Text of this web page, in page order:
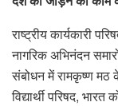
राष्ट्रीय कार्यकारी
नागरिक अभिनंदन
संबोधन में रामकृष्ण मठ
विद्यार्थी परिषद,